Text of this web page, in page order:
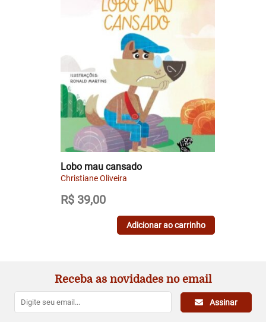
Lobo mau cansado
Christiane Oliveira
R$ 39,00
Adicionar ao carrinho
Receba as novidades no email
Assinar